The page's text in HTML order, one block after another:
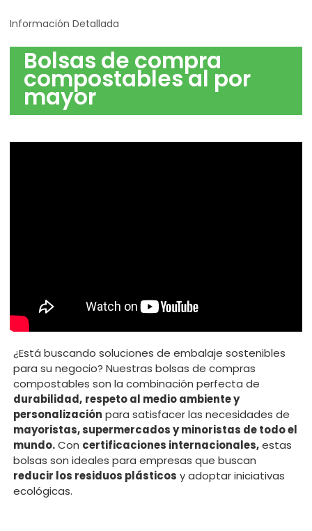
Información Detallada
Bolsas de compra
compostables al por
mayor
¿Está buscando soluciones de embalaje sostenibles
para su negocio? Nuestras bolsas de compras
compostables son la combinación perfecta de
durabilidad, respeto al medio ambiente y
personalización para satisfacer las necesidades de
mayoristas, supermercados y minoristas de todo el
mundo.Con certificaciones internacionales,estas
bolsas son ideales para empresas que buscan
reducir los residuos plásticos y adoptar iniciativas
ecológicas.